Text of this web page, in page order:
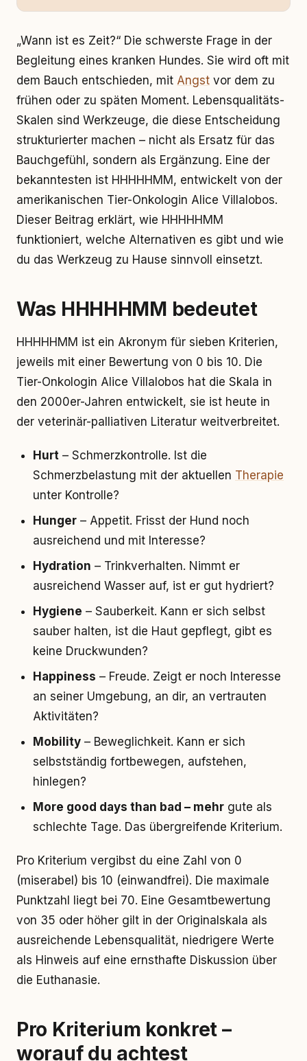
„Wann ist es Zeit?“ Die schwerste Frage in der
Begleitung eines kranken Hundes. Sie wird oft mit
dem Bauch entschieden, mit Angst vor dem zu
frühen oder zu späten Moment. Lebensqualitäts-
Skalen sind Werkzeuge, die diese Entscheidung
strukturierter machen – nicht als Ersatz für das
Bauchgefühl, sondern als Ergänzung. Eine der
bekanntesten ist HHHHHMM, entwickelt von der
amerikanischen Tier-Onkologin Alice Villalobos.
Dieser Beitrag erklärt, wie HHHHHMM
funktioniert, welche Alternativen es gibt und wie
du das Werkzeug zu Hause sinnvoll einsetzt.
Was HHHHHMM bedeutet
HHHHHMM ist ein Akronym für sieben Kriterien,
jeweils mit einer Bewertung von 0 bis 10. Die
Tier-Onkologin Alice Villalobos hat die Skala in
den 2000er-Jahren entwickelt, sie ist heute in
der veterinär-palliativen Literatur weitverbreitet.
Hurt – Schmerzkontrolle. Ist die
Schmerzbelastung mit der aktuellen Therapie
unter Kontrolle?
Hunger – Appetit. Frisst der Hund noch
ausreichend und mit Interesse?
Hydration – Trinkverhalten. Nimmt er
ausreichend Wasser auf, ist er gut hydriert?
Hygiene – Sauberkeit. Kann er sich selbst
sauber halten, ist die Haut gepflegt, gibt es
keine Druckwunden?
Happiness – Freude. Zeigt er noch Interesse
an seiner Umgebung, an dir, an vertrauten
Aktivitäten?
Mobility – Beweglichkeit. Kann er sich
selbstständig fortbewegen, aufstehen,
hinlegen?
More good days than bad – mehr gute als
schlechte Tage. Das übergreifende Kriterium.
Pro Kriterium vergibst du eine Zahl von 0
(miserabel) bis 10 (einwandfrei). Die maximale
Punktzahl liegt bei 70. Eine Gesamtbewertung
von 35 oder höher gilt in der Originalskala als
ausreichende Lebensqualität, niedrigere Werte
als Hinweis auf eine ernsthafte Diskussion über
die Euthanasie.
Pro Kriterium konkret –
worauf du achtest